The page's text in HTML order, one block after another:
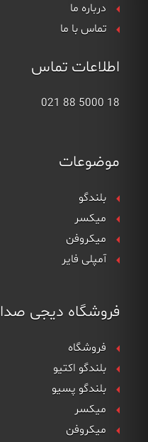
درباره ما
تماس با ما
اطلاعات تماس
18 5000 88 021
موضوعات
بلندگو
میکسر
میکروفن
آمپلی فایر
فروشگاه دیجی صدا
فروشگاه
بلندگو اکتیو
بلندگو پسیو
میکسر
میکروفن